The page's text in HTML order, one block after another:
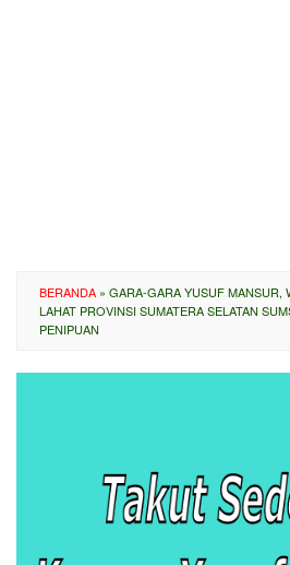
BERANDA » GARA-GARA YUSUF MANSUR,
LAHAT PROVINSI SUMATERA SELATAN
PENIPUAN